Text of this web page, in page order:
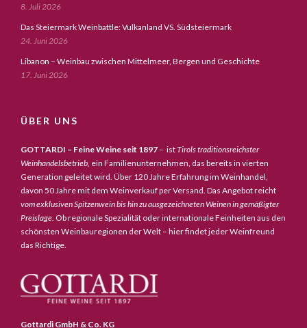
8. Juli 2026
Das Steiermark Weinbattle: Vulkanland VS. Südsteiermark
24. Juni 2026
Libanon – Weinbau zwischen Mittelmeer, Bergen und Geschichte
17. Juni 2026
ÜBER UNS
GOTTARDI – Feine Weine seit 1897 – istTirols traditionsreichster
Weinhandelsbetrieb, ein Familienunternehmen, das bereits in vierten
Generation geleitet wird. Über 120 Jahre Erfahrung im Weinhandel,
davon 50 Jahre mit dem Weinverkauf per Versand. Das Angebot reicht
vom exklusiven Spitzenwein bis hin zu ausgezeichneten Weinen in gemäßigter
Preislage . Ob regionale Spezialität oder internationale Feinheiten aus den
schönsten Weinbauregionen der Welt – hier findet jeder Weinfreund
das Richtige.
Gottardi GmbH & Co. KG